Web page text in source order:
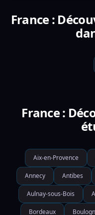
France :
France :
Aix-en-Provence
Annecy Antibes
Aulnay-sous-Bois
Bordeaux